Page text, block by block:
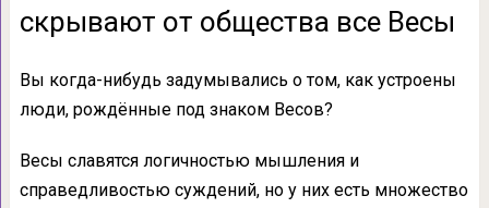
скрывают от общества все Весы
Вы когда-нибудь задумывались о том, как устроены
люди, рождённые под знаком Весов?
Весы славятся логичностью мышления и
справедливостью суждений, но у них есть множество